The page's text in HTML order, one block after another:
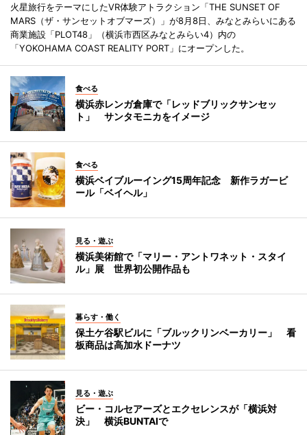
火星旅行をテーマにしたVR体験アトラクション「THE SUNSET OF
MARS（ザ・サンセットオブマーズ）」が8月8日、みなとみらいにある
商業施設「PLOT48」（横浜市西区みなとみらい4）内の
「YOKOHAMA COAST REALITY PORT」にオープンした。
食べる
横浜赤レンガ倉庫で「レッドブリックサンセッ
ト」 サンタモニカをイメージ
食べる
横浜ベイブルーイング15周年記念 新作ラガービ
ール「ベイヘル」
見る・遊ぶ
横浜美術館で「マリー・アントワネット・スタイ
ル」展 世界初公開作品も
暮らす・働く
保土ケ谷駅ビルに「ブルックリンベーカリー」 看
板商品は高加水ドーナツ
見る・遊ぶ
ビー・コルセアーズとエクセレンスが「横浜対
決」 横浜BUNTAIで